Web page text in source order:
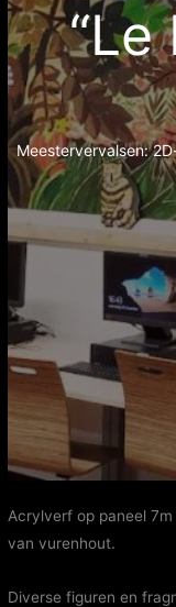
“Le
Meestervervalsen:
Acrylverf op paneel
van vurenhout.
Diverse figuren en